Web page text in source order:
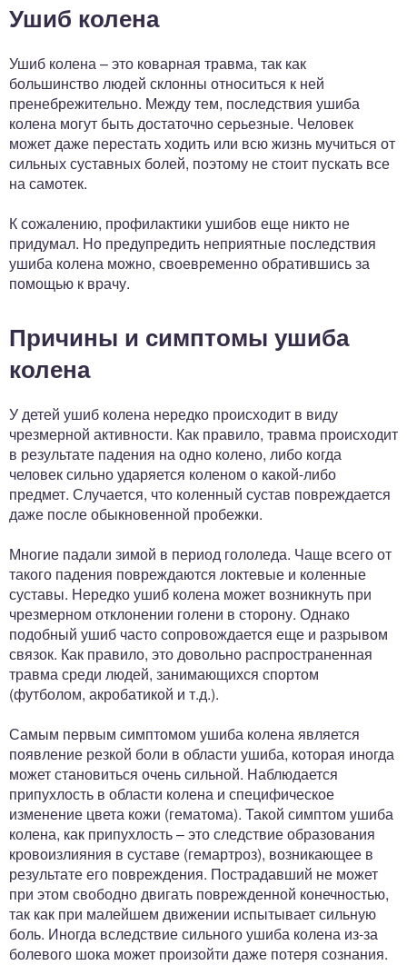
Ушиб колена
Ушиб колена – это коварная травма, так как
большинство людей склонны относиться к ней
пренебрежительно. Между тем, последствия ушиба
колена могут быть достаточно серьезные. Человек
может даже перестать ходить или всю жизнь мучиться от
сильных суставных болей, поэтому не стоит пускать все
на самотек.
К сожалению, профилактики ушибов еще никто не
придумал. Но предупредить неприятные последствия
ушиба колена можно, своевременно обратившись за
помощью к врачу.
Причины и симптомы ушиба
колена
У детей ушиб колена нередко происходит в виду
чрезмерной активности. Как правило, травма происходит
в результате падения на одно колено, либо когда
человек сильно ударяется коленом о какой-либо
предмет. Случается, что коленный сустав повреждается
даже после обыкновенной пробежки.
Многие падали зимой в период гололеда. Чаще всего от
такого падения повреждаются локтевые и коленные
суставы. Нередко ушиб колена может возникнуть при
чрезмерном отклонении голени в сторону. Однако
подобный ушиб часто сопровождается еще и разрывом
связок. Как правило, это довольно распространенная
травма среди людей, занимающихся спортом
(футболом, акробатикой и т.д.).
Самым первым симптомом ушиба колена является
появление резкой боли в области ушиба, которая иногда
может становиться очень сильной. Наблюдается
припухлость в области колена и специфическое
изменение цвета кожи (гематома). Такой симптом ушиба
колена, как припухлость – это следствие образования
кровоизлияния в суставе (гемартроз), возникающее в
результате его повреждения. Пострадавший не может
при этом свободно двигать поврежденной конечностью,
так как при малейшем движении испытывает сильную
боль. Иногда вследствие сильного ушиба колена из-за
болевого шока может произойти даже потеря сознания.